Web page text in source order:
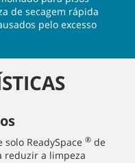
de secagem rápida
pelo excesso
ReadySpace ® de
reduzir a limpeza